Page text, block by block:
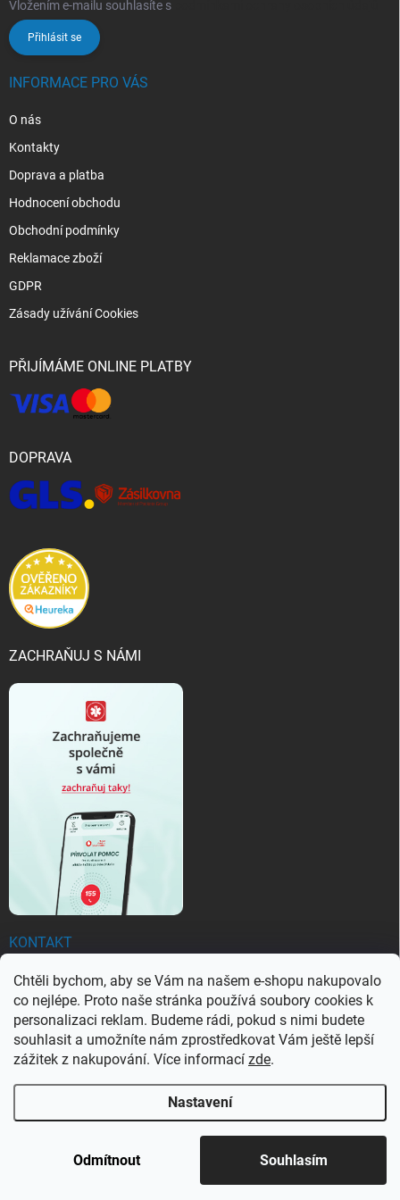
Chtěli bychom, aby se Vám na našem e-shopu nakupovalo
co nejlépe. Proto naše stránka používá soubory cookies k
personalizaci reklam. Budeme rádi, pokud s nimi budete
souhlasit a umožníte nám zprostředkovat Vám ještě lepší
zážitek z nakupování. Více informací zde.
Nastavení
Odmítnout Souhlasím
Vložením e-mailu souhlasíte s
Přihlásit se
INFORMACE PRO VÁS
O nás
Kontakty
Doprava a platba
Hodnocení obchodu
Obchodní podmínky
Reklamace zboží
GDPR
Zásady užívání Cookies
PŘIJÍMÁME ONLINE PLATBY
DOPRAVA
ZACHRAŇUJ S NÁMI
KONTAKT
objednavky @ezachranar.cz
+420 601 155 100
+420 601 155 100
Vytvořil Shoptet
. Všechna práva vyhrazena.Upravit nastavení